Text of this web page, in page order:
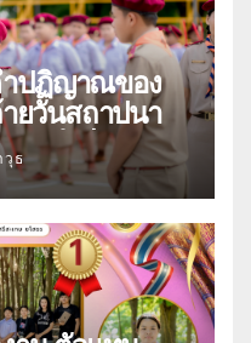
ปฏิญาณของ
ยวันสถาปนา
ระจำปี 2569
วุธ